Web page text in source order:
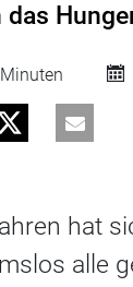
hat
alle